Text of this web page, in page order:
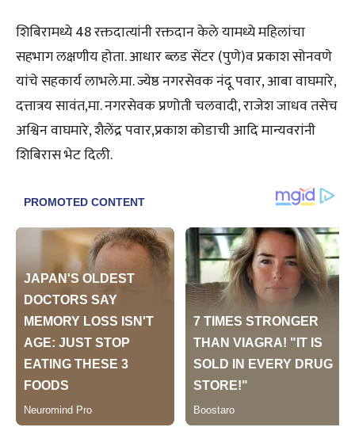
शिबिरामध्ये 48 रक्तदात्यांनी रक्तदान केले यामध्ये महिलांचा
सहभाग लक्षणीय होता. आधार ब्लड सेंटर (पुणे)व प्रकाश सोनवणे
यांचे सहकार्य लाभले.मा. ज्येष्ठ नगरसेवक नंदू पवार, आबा वाघमारे,
दत्तात्रय सावंत,मा. नगरसेवक प्रणोती चलवादी, राजेश जाधव तसेच
अश्विन वाघमारे, शैलेंद्र पवार,प्रकाश कोडाची आदि मान्यवरांनी
शिबिरास भेट दिली.